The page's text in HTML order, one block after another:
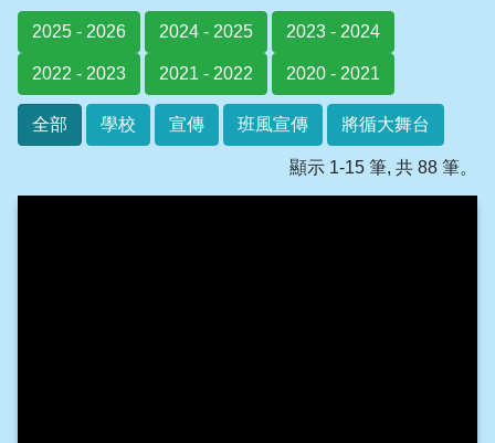
2025 - 2026 2024 - 2025 2023 - 2024
2022 - 2023 2021 - 2022 2020 - 2021
全部 學校 宣傳 班風宣傳 將循大舞台
顯示 1-15 筆, 共 88 筆。